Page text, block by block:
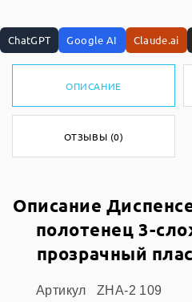
ChatGPT Google AI Claude.ai
ОПИСАНИЕ
ОТЗЫВЫ (0)
Описание
полотенец 3-
прозрачный
Артикул ZHA-2 109